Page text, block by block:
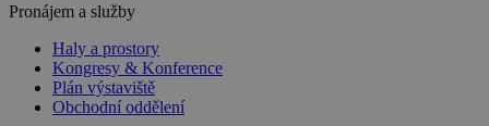
Pronájem a služby
Haly a prostory
Kongresy & Konference
Plán výstaviště
Obchodní oddělení